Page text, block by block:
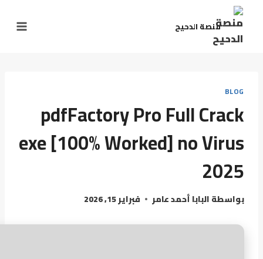
التجاوز
المحتوى
منصة الدحيح
BLOG
pdfFactory Pro Full Crack
exe [100% Worked] no Virus
2025
بواسطةالبابا أحمد عامر فبراير 15, 2026